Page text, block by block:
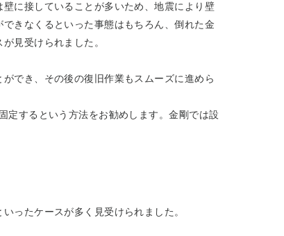
に接していることが多いため、地震により壁
きなくるといった事態はもちろん、倒れた金
見受けられました。
でき、その後の復旧作業もスムーズに進めら
定するという方法をお勧めします。金剛では設
ったケースが多く見受けられました。